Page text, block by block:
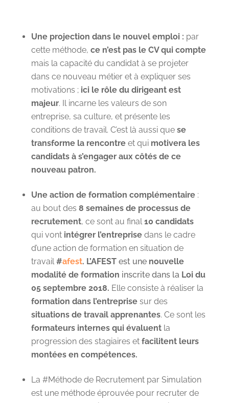
Une projection dans le nouvel emploi : par
cette méthode, ce n’est pas le CV qui compte
mais la capacité du candidat à se projeter
dans ce nouveau métier et à expliquer ses
motivations ; ici le rôle du dirigeant est
majeur. Il incarne les valeurs de son
entreprise, sa culture, et présente les
conditions de travail. C’est là aussi que se
transforme la rencontreet qui motivera les
candidats à s’engager aux côtés de ce
nouveau patron.
Une action de formation complémentaire:
au bout des 8 semaines de processus de
recrutement, ce sont au final10 candidats
qui vont intégrer l’entreprisedans le cadre
d’une action de formation en situation de
travail#afest. L’AFEST est une nouvelle
modalité de formation inscrite dans la Loi du
05 septembre 2018. Elle consiste à réaliser la
formation dans l’entreprise sur des
situations de travail apprenantes. Ce sont les
formateurs internes qui évaluentla
progression des stagiaires et facilitent leurs
montées en compétences.
La #Méthode de Recrutement par Simulation
est une méthode éprouvée pour recruter de